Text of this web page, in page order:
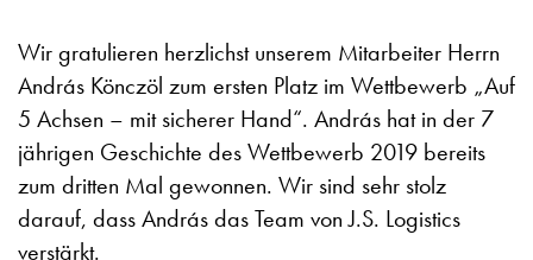
Wir gratulieren herzlichst unserem Mitarbeiter Herrn
András Könczöl zum ersten Platz im Wettbewerb „Auf
5 Achsen – mit sicherer Hand“. András hat in der 7
jährigen Geschichte des Wettbewerb 2019 bereits
zum dritten Mal gewonnen. Wir sind sehr stolz
darauf, dass András das Team von J.S. Logistics
verstärkt.